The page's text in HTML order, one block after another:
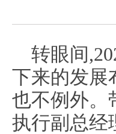
转眼间
下来的发展
也不例外。
执行副总经